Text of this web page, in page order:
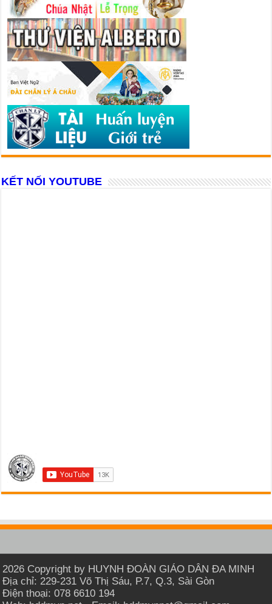
KẾT NỐI YOUTUBE
2026 Copyright by HUYNH ĐOÀN GIÁO DÂN ĐA MINH
Địa chỉ: 229-231 Võ Thị Sáu, P.7, Q.3, Sài Gòn
Điện thoại: 078 6610 194